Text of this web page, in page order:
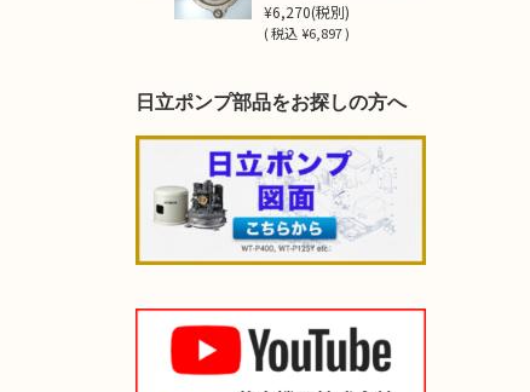
¥6,270(税別)
(税込¥6,897 )
日立ポンプ部品をお探しの方へ